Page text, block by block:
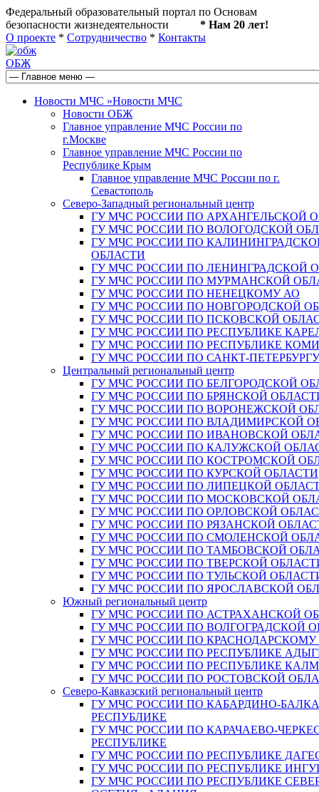
Федеральный образовательный портал по Основам
безопасности жизнедеятельности * Нам 20 лет!
О проекте * Сотрудничество * Контакты
ОБЖ
Новости МЧС »Новости МЧС
Новости ОБЖ
Главное управление МЧС России по
г.Москве
Главное управление МЧС России по
Республике Крым
Главное управление МЧС России по г.
Севастополь
Северо-Западный региональный центр
ГУ МЧС РОССИИ ПО АРХАНГЕЛЬСКОЙ
ГУ МЧС РОССИИ ПО ВОЛОГОДСКОЙ
ГУ МЧС РОССИИ ПО
ОБЛАСТИ
ГУ МЧС РОССИИ ПО ЛЕНИНГРАДСКОЙ
ГУ МЧС РОССИИ ПО МУРМАНСКОЙ
ГУ МЧС РОССИИ ПО НЕНЕЦКОМУ АО
ГУ МЧС РОССИИ ПО НОВГОРОДСКОЙ
ГУ МЧС РОССИИ ПО ПСКОВСКОЙ
ГУ МЧС РОССИИ ПО РЕСПУБЛИКЕ
ГУ МЧС РОССИИ ПО РЕСПУБЛИКЕ КОМИ
ГУ МЧС РОССИИ ПО САНКТ-ПЕТЕРБУРГУ
Центральный региональный центр
ГУ МЧС РОССИИ ПО БЕЛГОРОДСКОЙ
ГУ МЧС РОССИИ ПО БРЯНСКОЙ
ГУ МЧС РОССИИ ПО ВОРОНЕЖСКОЙ
ГУ МЧС РОССИИ ПО ВЛАДИМИРСКОЙ
ГУ МЧС РОССИИ ПО ИВАНОВСКОЙ
ГУ МЧС РОССИИ ПО КАЛУЖСКОЙ
ГУ МЧС РОССИИ ПО КОСТРОМСКОЙ
ГУ МЧС РОССИИ ПО КУРСКОЙ ОБЛАСТИ
ГУ МЧС РОССИИ ПО ЛИПЕЦКОЙ
ГУ МЧС РОССИИ ПО МОСКОВСКОЙ
ГУ МЧС РОССИИ ПО ОРЛОВСКОЙ
ГУ МЧС РОССИИ ПО РЯЗАНСКОЙ
ГУ МЧС РОССИИ ПО СМОЛЕНСКОЙ
ГУ МЧС РОССИИ ПО ТАМБОВСКОЙ
ГУ МЧС РОССИИ ПО ТВЕРСКОЙ
ГУ МЧС РОССИИ ПО ТУЛЬСКОЙ
ГУ МЧС РОССИИ ПО ЯРОСЛАВСКОЙ
Южный региональный центр
ГУ МЧС РОССИИ ПО АСТРАХАНСКОЙ
ГУ МЧС РОССИИ ПО ВОЛГОГРАДСКОЙ
ГУ МЧС РОССИИ ПО
ГУ МЧС РОССИИ ПО РЕСПУБЛИКЕ
ГУ МЧС РОССИИ ПО РЕСПУБЛИКЕ
ГУ МЧС РОССИИ ПО РОСТОВСКОЙ
Северо-Кавказский региональный центр
ГУ МЧС РОССИИ ПО КАБАРДИНО-
РЕСПУБЛИКЕ
ГУ МЧС РОССИИ ПО КАРАЧАЕВО-
РЕСПУБЛИКЕ
ГУ МЧС РОССИИ ПО РЕСПУБЛИКЕ
ГУ МЧС РОССИИ ПО РЕСПУБЛИКЕ
ГУ МЧС РОССИИ ПО РЕСПУБЛИКЕ